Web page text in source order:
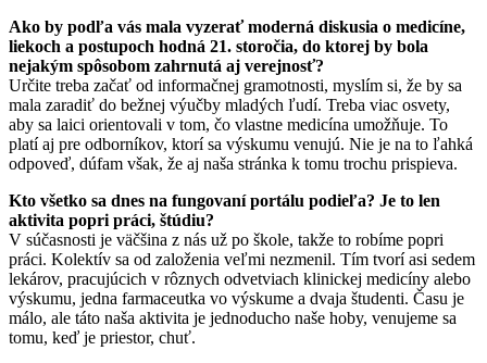
Ako by podľa vás mala vyzerať moderná diskusia o medicíne,
liekoch a postupoch hodná 21. storočia, do ktorej by bola
nejakým spôsobom zahrnutá aj verejnosť?
Určite treba začať od informačnej gramotnosti, myslím si, že by sa
mala zaradiť do bežnej výučby mladých ľudí. Treba viac osvety,
aby sa laici orientovali v tom, čo vlastne medicína umožňuje. To
platí aj pre odborníkov, ktorí sa výskumu venujú. Nie je na to ľahká
odpoveď, dúfam však, že aj naša stránka k tomu trochu prispieva.
Kto všetko sa dnes na fungovaní portálu podieľa? Je to len
aktivita popri práci, štúdiu?
V súčasnosti je väčšina z nás už po škole, takže to robíme popri
práci. Kolektív sa od založenia veľmi nezmenil. Tím tvorí asi sedem
lekárov, pracujúcich v rôznych odvetviach klinickej medicíny alebo
výskumu, jedna farmaceutka vo výskume a dvaja študenti. Času je
málo, ale táto naša aktivita je jednoducho naše hoby, venujeme sa
tomu, keď je priestor, chuť.